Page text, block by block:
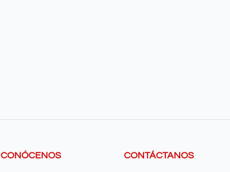
CONÓCENOS CONTÁCTANOS